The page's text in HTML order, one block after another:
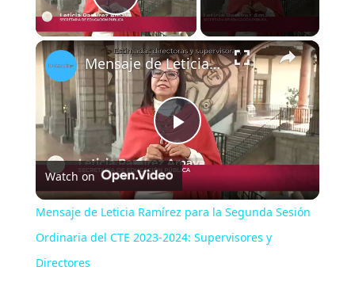
Play Video
×
P
l
a
Mensaje de Leticia Ramírez para la Segunda Sesión Ordinaria del CTE 2023-2024: Supervisores y Directores
Watch on
Mensaje de Leticia Ramírez para la Segunda Sesión
Ordinaria del CTE 2023-2024: Supervisores y
Directores